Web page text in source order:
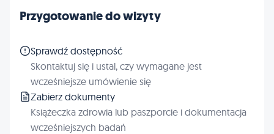
Przygotowanie do wizyty
Sprawdź dostępność
Skontaktuj się i ustal, czy wymagane jest
wcześniejsze umówienie się
Zabierz dokumenty
Książeczka zdrowia lub paszporcie i dokumentacja
wcześniejszych badań